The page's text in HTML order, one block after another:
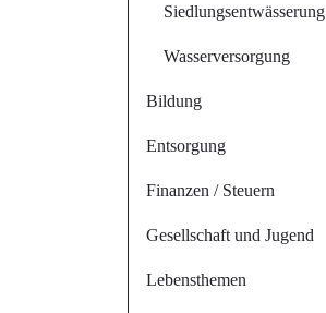
Siedlungsentwässerung
Wasserversorgung
Bildung
Entsorgung
Finanzen / Steuern
Gesellschaft und Jugend
Lebensthemen